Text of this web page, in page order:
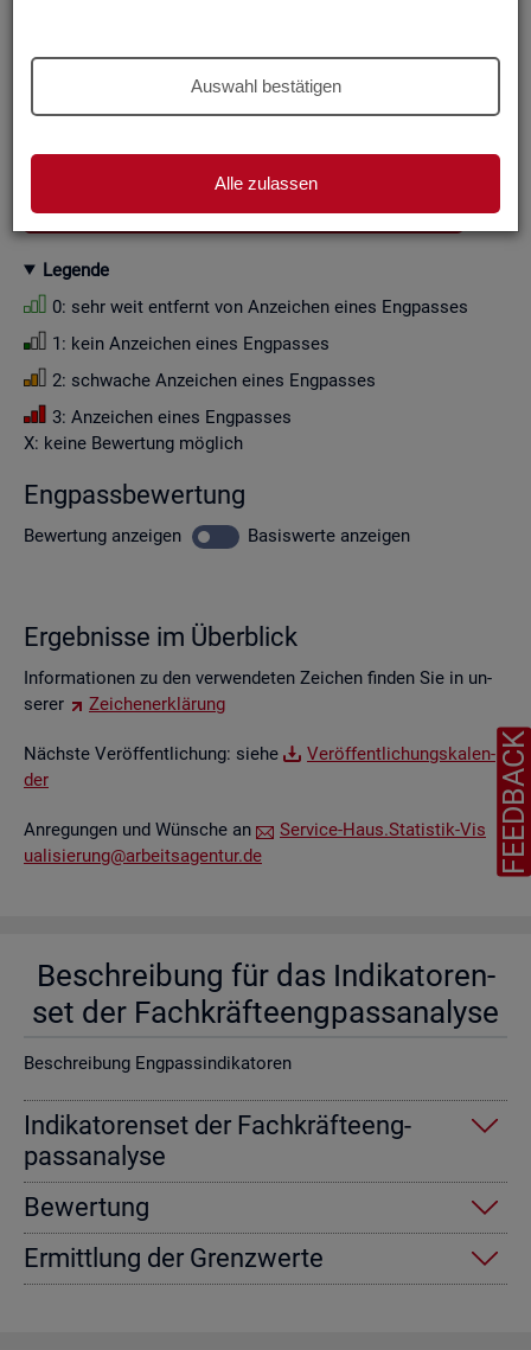
Auswahl bestätigen
Alle zulassen
Zah­len­wer­te i. d. R. auf Viel­fa­che von Zehn ge­run­det (siehe
die Fil­ter­mög­lich­kei­ten und die an­ge­zeig­ten Daten.
GESAMTDOWNLOAD ENGPASSANALYSE ALS CSV
Le­gen­de
0: sehr weit ent­fernt von An­zei­chen eines Eng­pas­ses
1: kein An­zei­chen eines Eng­pas­ses
2: schwa­che An­zei­chen eines Eng­pas­ses
3: An­zei­chen eines Eng­pas­ses
X: keine Be­wer­tung mög­lich
Eng­pass­be­wer­tung
Be­wer­tung an­zei­gen Ba­sis­wer­te an­zei­gen
Er­geb­nis­se im Über­blick
In­for­ma­tio­nen zu den ver­wen­de­ten Zei­chen fin­den Sie in un­
se­rer
Zei­chen­er­klä­rung
Nächs­te Ver­öf­fent­li­chung: siehe
Ver­öf­fent­li­chungs­ka­len­
der
An­re­gun­gen und Wün­sche an
Ser­vice-Haus.​Statistik-​Vis​
uali​sier​ung@​arb​eits​agen​tur.​de
Be­schrei­bung für das In­di­ka­to­ren­
set der Fach­kräf­te­eng­pass­ana­ly­se
Be­schrei­bung Eng­pas­sin­di­ka­to­ren
In­di­ka­to­ren­set der Fach­kräf­te­eng­
pass­ana­ly­se
Be­wer­tung
Er­mitt­lung der Grenz­wer­te
FEEDBACK